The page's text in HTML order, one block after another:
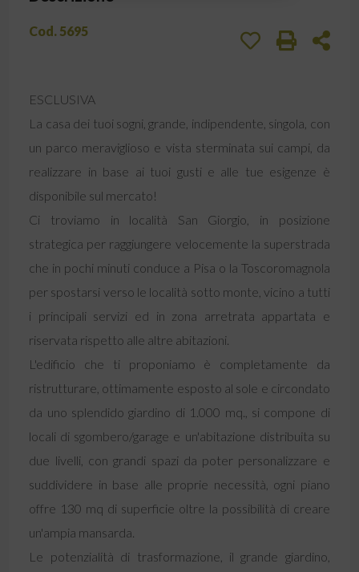
Cod. 5695
ESCLUSIVA
La casa dei tuoi sogni, grande, indipendente, singola, con
un parco meraviglioso e vista sterminata sui campi, da
realizzare in base ai tuoi gusti e alle tue esigenze è
disponibile sul mercato!
Ci troviamo in località San Giorgio, in posizione
strategica per raggiungere velocemente la superstrada
che in pochi minuti conduce a Pisa o la Toscoromagnola
per spostarsi verso le località sotto monte, vicino a tutti
i principali servizi ed in zona arretrata appartata e
riservata rispetto alle altre abitazioni.
L'edificio che ti proponiamo è completamente da
ristrutturare, ottimamente esposto al sole e circondato
da uno splendido giardino di 1.000 mq., si compone di
locali di sgombero/garage e un'abitazione distribuita su
due livelli, con grandi spazi da poter personalizzare e
suddividere in base alle proprie necessità, ogni piano
offre 130 mq di superficie oltre la possibilità di creare
un'ampia mansarda.
Le potenzialità di trasformazione, il grande giardino,